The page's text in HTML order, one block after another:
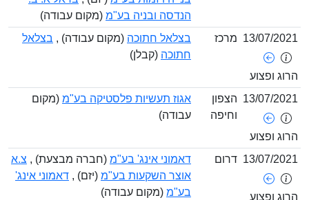
הנדסה ובניה בע"מ(מקום עבודה)
13/07/
ופצוע
מרכז בצלאל חתוכה (מקום עבודה) ,בצלאל
(קבלן)
13/07/
ופצוע
הצפון
וחיפה
אגוז תעשיות פלסטיקה בע"מ(מקום
עבודה)
13/07/
ופצוע
דרום דאמוני אינג' בע"מ(חברה מבצעת) ,צ.א
אוצר השקעות בע"מ(יזם) , דאמוני אינג'
(מקום עבודה)